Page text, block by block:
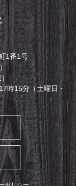
1番1号
時15分（土曜日・